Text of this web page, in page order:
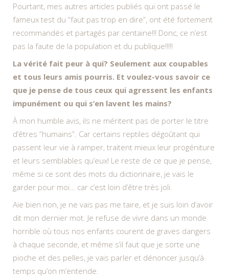
Pourtant, mes autres articles publiés qui ont passé le
fameux test du “faut pas trop en dire”, ont été fortement
recommandés et partagés par centaine!!! Donc, ce n’est
pas la faute de la population et du publique!!!!!
La vérité fait peur à qui? Seulement aux coupables
et tous leurs amis pourris. Et voulez-vous savoir ce
que je pense de tous ceux qui agressent les enfants
impunément ou qui s’en lavent les mains?
À mon humble avis, ils ne méritent pas de porter le titre
d’êtres “humains”. Car certains reptiles dégoûtant qui
passent leur vie à ramper, traitent mieux leur progéniture
et leurs semblables qu’eux! Le reste de ce que je pense,
même si ce sont des mots du dictionnaire, je vais le
garder pour moi… car c’est loin d’être très joli.
Aie bien non, je ne vais pas me taire, et je suis loin d’avoir
dit mon dernier mot. Je refuse de vivre dans un monde
horrible où tous nos enfants courent de graves dangers
à chaque seconde, et même s’il faut que je sorte une
pioche et des pelles, je vais parler et dénoncer jusqu’à
temps qu’on m’entende.